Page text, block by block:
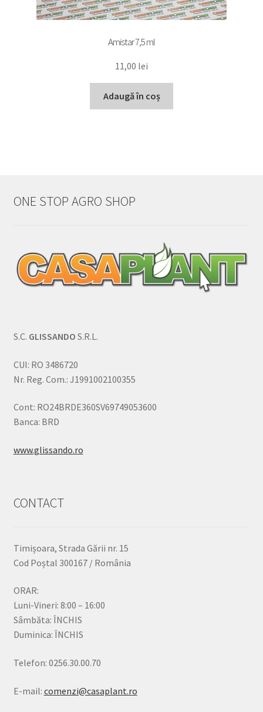
Amistar 7,5 ml
11,00 lei
Adaugă în coș
ONE STOP AGRO SHOP
S.C. GLISSANDO S.R.L.
CUI: RO 3486720
Nr. Reg. Com.: J1991002100355
Cont: RO24BRDE360SV69749053600
Banca: BRD
www.glissando.ro
CONTACT
Timișoara, Strada Gării nr. 15
Cod Poștal 300167 / România
ORAR:
Luni-Vineri: 8:00 – 16:00
Sâmbăta: ÎNCHIS
Duminica: ÎNCHIS
Telefon: 0256.30.00.70
E-mail: comenzi@casaplant.ro